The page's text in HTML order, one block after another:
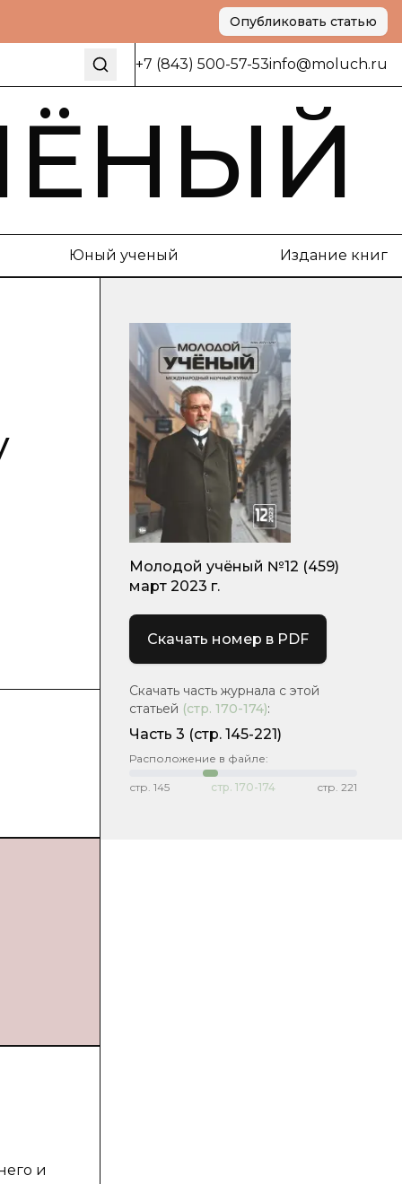
Опубликовать статью
+7 (843) 500-57-53info@moluch.ru
Юный ученый Издание книг
и
Молодой учёный №12 (459)
март 2023 г.
Скачать номер в PDF
Скачать часть журнала с этой
статьей (стр. 170-174):
Часть 3 (стр. 145-221)
Расположение в файле:
стр. 145 стр. 170-174 стр. 221